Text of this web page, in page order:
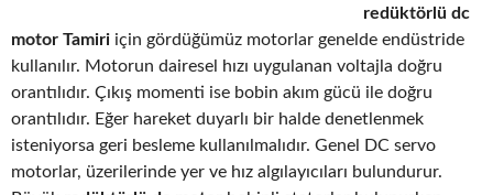
redüktörlü dc
motor Tamiri için gördüğümüz motorlar genelde endüstride
kullanılır. Motorun dairesel hızı uygulanan voltajla doğru
orantılıdır. Çıkış momenti ise bobin akım gücü ile doğru
orantılıdır. Eğer hareket duyarlı bir halde denetlenmek
isteniyorsa geri besleme kullanılmalıdır. Genel DC servo
motorlar, üzerilerinde yer ve hız algılayıcıları bulundurur.